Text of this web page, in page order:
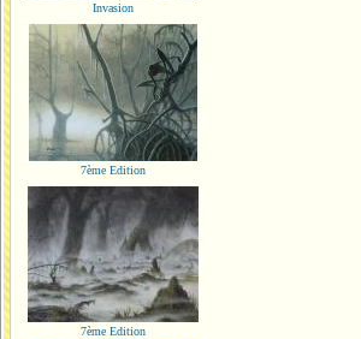
Invasion
7ème Edition
7ème Edition